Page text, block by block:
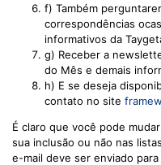
f) Também
correspondências
informativos da
g) Receber a
do Mês e demais
h) E se deseja
contato no site
É claro que você pode
sua inclusão ou não nas
e-mail deve ser enviado